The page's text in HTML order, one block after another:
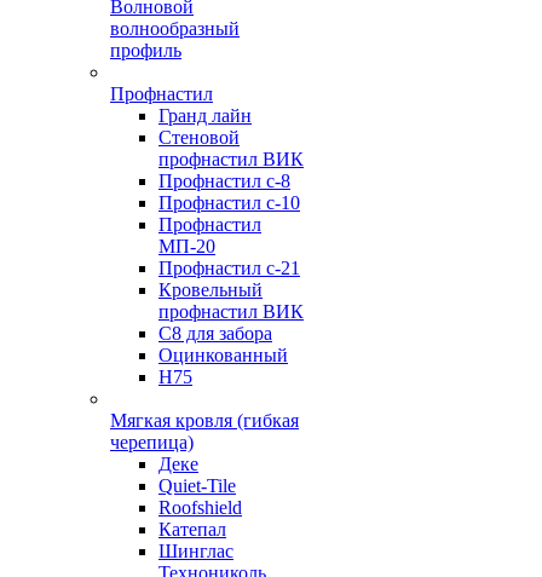
Волновой
волнообразный
профиль
Профнастил
Гранд лайн
Стеновой
профнастил ВИК
Профнастил с-8
Профнастил с-10
Профнастил
МП-20
Профнастил с-21
Кровельный
профнастил ВИК
С8 для забора
Оцинкованный
Н75
Мягкая кровля (гибкая
черепица)
Деке
Quiet-Tile
Roofshield
Катепал
Шинглас
Технониколь